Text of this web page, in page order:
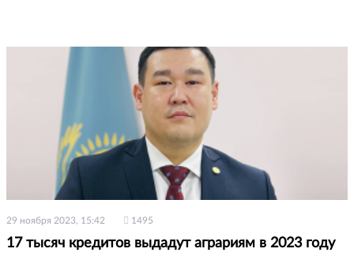
29 ноября 2023, 15:42 1495
17 тысяч кредитов выдадут аграриям в 2023 году